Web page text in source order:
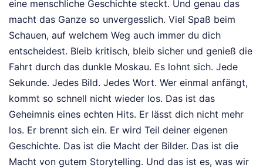
eine menschliche Geschichte steckt. Und genau das
macht das Ganze so unvergesslich. Viel Spaß beim
Schauen, auf welchem Weg auch immer du dich
entscheidest. Bleib kritisch, bleib sicher und genieß die
Fahrt durch das dunkle Moskau. Es lohnt sich. Jede
Sekunde. Jedes Bild. Jedes Wort. Wer einmal anfängt,
kommt so schnell nicht wieder los. Das ist das
Geheimnis eines echten Hits. Er lässt dich nicht mehr
los. Er brennt sich ein. Er wird Teil deiner eigenen
Geschichte. Das ist die Macht der Bilder. Das ist die
Macht von gutem Storytelling. Und das ist es, was wir